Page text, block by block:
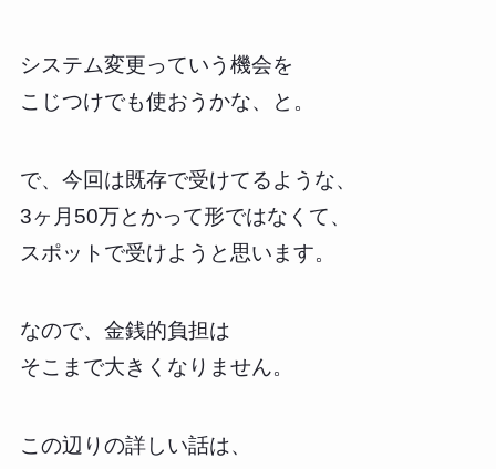
システム変更っていう機会を
こじつけでも使おうかな、と。
で、今回は既存で受けてるような、
3ヶ月50万とかって形ではなくて、
スポットで受けようと思います。
なので、金銭的負担は
そこまで大きくなりません。
この辺りの詳しい話は、